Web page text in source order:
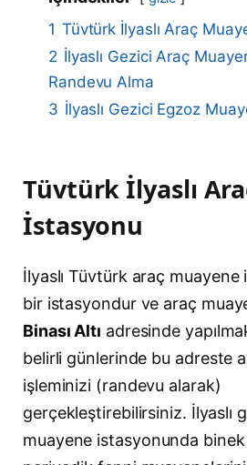
1 Tüvtürk İlyaslı Araç
2 İlyaslı Gezici Araç
Randevu Alma
3 İlyaslı Gezici Egzoz
Tüvtürk İlyaslı
İstasyonu
İlyaslı Tüvtürk araç
bir istasyondur ve araç
Binası Altı adresinde
belirli günlerinde bu adreste
işleminizi (randevu alarak)
gerçekleştirebilirsiniz. İlyaslı
muayene istasyonunda